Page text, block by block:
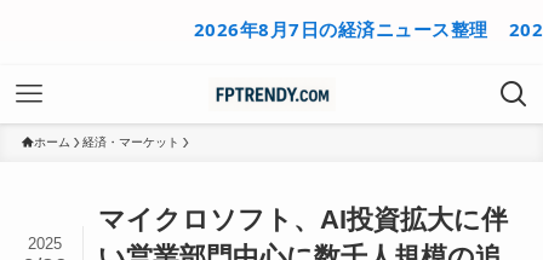
2026年8月7日の経済ニュース整理 2026年8
ホーム 経済・マーケット
マイクロソフト、AI投資拡大に伴
2025